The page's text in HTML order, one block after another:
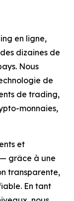
en ligne,
dizaines de
Nous
de
de trading,
monnaies,
et
grâce à une
transparente,
En tant